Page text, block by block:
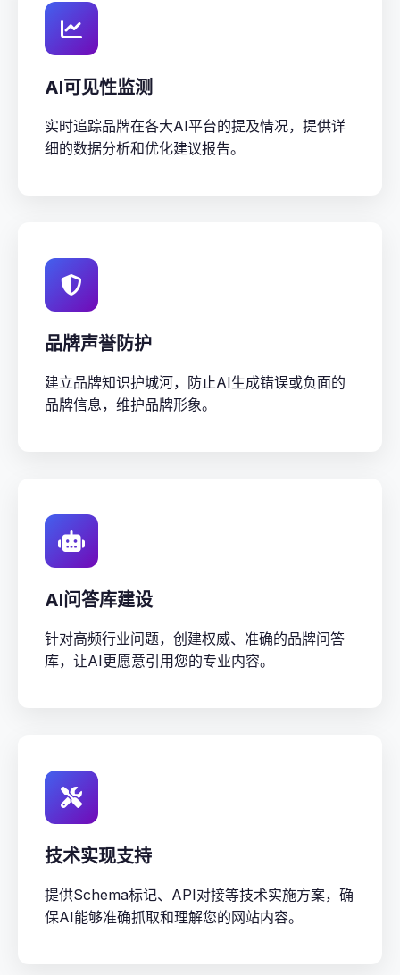
AI可见性监测
实时追踪品牌在各大AI平台的提及情况，提供详
细的数据分析和优化建议报告。
品牌声誉防护
建立品牌知识护城河，防止AI生成错误或负面的
品牌信息，维护品牌形象。
AI问答库建设
针对高频行业问题，创建权威、准确的品牌问答
库，让AI更愿意引用您的专业内容。
技术实现支持
提供Schema标记、API对接等技术实施方案，确
保AI能够准确抓取和理解您的网站内容。